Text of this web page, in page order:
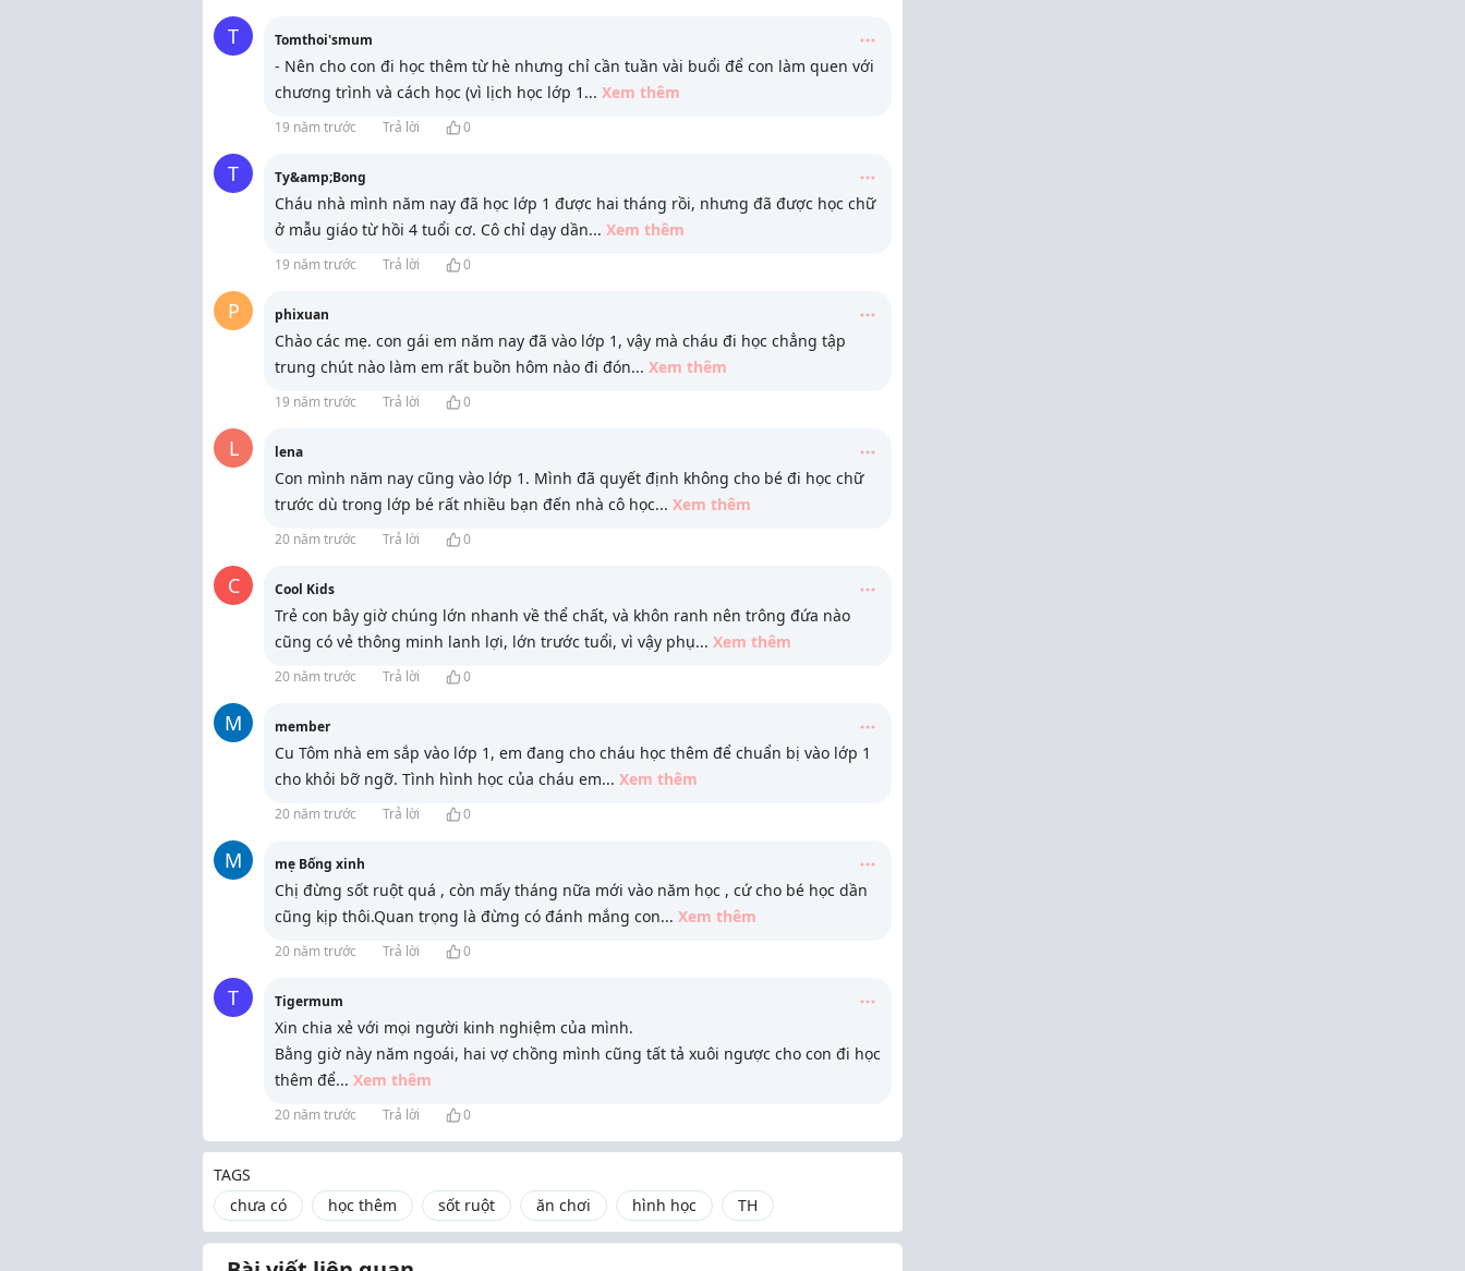
T Tomthoi'smum
- Nên cho con đi học thêm từ hè nhưng chỉ cần tuần vài buổi để con làm quen với
chương trình và cách học (vì lịch học lớp 1 ... Xem thêm
19 năm trước Trả lời 0
T Ty&amp;Bong
Cháu nhà mình năm nay đã học lớp 1 được hai tháng rồi, nhưng đã được học chữ
ở mẫu giáo từ hồi 4 tuổi cơ. Cô chỉ dạy dần... Xem thêm
19 năm trước Trả lời 0
P phixuan
Chào các mẹ. con gái em năm nay đã vào lớp 1, vậy mà cháu đi học chẳng tập
trung chút nào làm em rất buồn hôm nào đi đón... Xem thêm
19 năm trước Trả lời 0
L lena
Con mình năm nay cũng vào lớp 1. Mình đã quyết định không cho bé đi học chữ
trước dù trong lớp bé rất nhiều bạn đến nhà cô học... Xem thêm
20 năm trước Trả lời 0
C Cool Kids
Trẻ con bây giờ chúng lớn nhanh về thể chất, và khôn ranh nên trông đứa nào
cũng có vẻ thông minh lanh lợi, lớn trước tuổi, vì vậy phụ... Xem thêm
20 năm trước Trả lời 0
M member
Cu Tôm nhà em sắp vào lớp 1, em đang cho cháu học thêm để chuẩn bị vào lớp 1
cho khỏi bỡ ngỡ. Tình hình học của cháu em... Xem thêm
20 năm trước Trả lời 0
M mẹ Bống xinh
Chị đừng sốt ruột quá , còn mấy tháng nữa mới vào năm học , cứ cho bé học dần
cũng kịp thôi.Quan trọng là đừng có đánh mắng con... Xem thêm
20 năm trước Trả lời 0
T Tigermum
Xin chia xẻ với mọi người kinh nghiệm của mình.
Bằng giờ này năm ngoái, hai vợ chồng mình cũng tất tả xuôi ngược cho con đi học
thêm để... Xem thêm
20 năm trước Trả lời 0
TAGS
chưa có
học thêm sốt ruột ăn chơi hình học TH